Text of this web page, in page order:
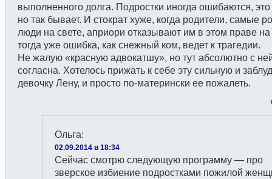
выполненного долга. Подростки иногда ошибаются,
но так бывает. И стократ хуже, когда родители, самые
люди на свете, априори отказывают им в этом праве
тогда уже ошибка, как снежный ком, ведет к трагедии.
Не жалую «красную адвокатшу», но тут абсолютно с
согласна. Хотелось прижать к себе эту сильную и
девочку Лену, и просто по-матерински ее пожалеть.
Ольга:
02.09.2014 в 18:34
Сейчас смотрю следующую программу — про
зверское избиение подростками пожилой